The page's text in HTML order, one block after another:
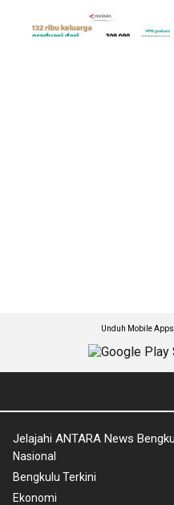
Unduh Mobile
Jelajahi ANTARA News
Nasional
Bengkulu Terkini
Ekonomi